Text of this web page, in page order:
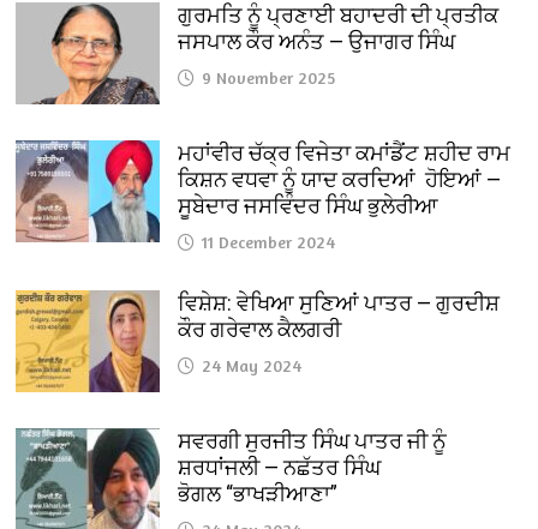
ਗੁਰਮਤਿ ਨੂੰ ਪ੍ਰਣਾਈ ਬਹਾਦਰੀ ਦੀ ਪ੍ਰਤੀਕ
ਜਸਪਾਲ ਕੌਰ ਅਨੰਤ — ਉਜਾਗਰ ਸਿੰਘ
9 November 2025
ਮਹਾਂਵੀਰ ਚੱਕ੍ਰ ਵਿਜੇਤਾ ਕਮਾਂਡੈਂਟ ਸ਼ਹੀਦ ਰਾਮ
ਕਿਸ਼ਨ ਵਧਵਾ ਨੂੰ ਯਾਦ ਕਰਦਿਆਂ ਹੋਇਆਂ —
ਸੂਬੇਦਾਰ ਜਸਵਿੰਦਰ ਸਿੰਘ ਭੁਲੇਰੀਆ
11 December 2024
ਵਿਸ਼ੇਸ਼: ਵੇਖਿਆ ਸੁਣਿਆਂ ਪਾਤਰ — ਗੁਰਦੀਸ਼
ਕੌਰ ਗਰੇਵਾਲ ਕੈਲਗਰੀ
24 May 2024
ਸਵਰਗੀ ਸੁਰਜੀਤ ਸਿੰਘ ਪਾਤਰ ਜੀ ਨੂੰ
ਸ਼ਰਧਾਂਜਲੀ — ਨਛੱਤਰ ਸਿੰਘ
ਭੋਗਲ “ਭਾਖੜੀਆਣਾ”